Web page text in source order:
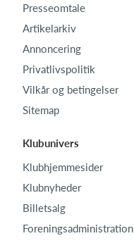
Presseomtale
Artikelarkiv
Annoncering
Privatlivspolitik
Vilkår og betingelser
Sitemap
Klubunivers
Klubhjemmesider
Klubnyheder
Billetsalg
Foreningsadministration